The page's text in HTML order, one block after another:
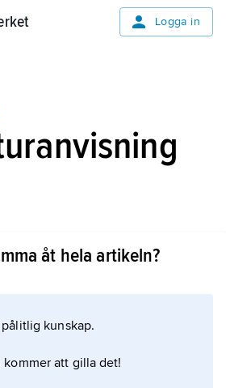
Logga in
hans samtid
åt hela artikeln?
kunskap.
kommer att gilla det!